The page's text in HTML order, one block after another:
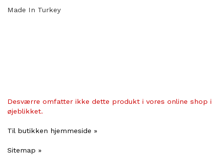
Made In Turkey
Desværre omfatter ikke dette produkt i vores online shop i
øjeblikket.
Til butikken hjemmeside »
Sitemap »